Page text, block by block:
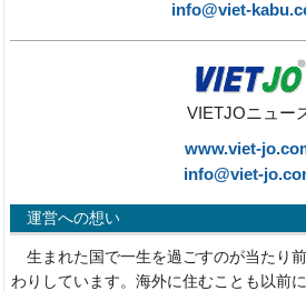
info@viet-
VIETJOニュー
www.viet-
info@viet-
運営への想い
生まれた国で一生を過ごすのが当たり
わりしています。海外に住むことも以前